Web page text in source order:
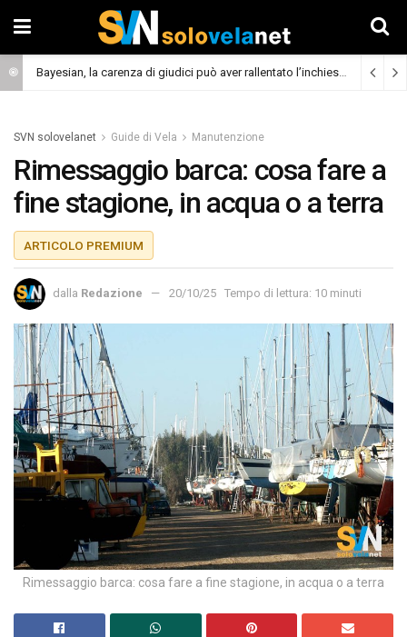
Bayesian, la carenza di giudici può aver rallentato l’inchiesta (Cronaca)
SVN solovelanet Guide di Vela Manutenzione
Rimessaggio barca: cosa fare a
fine stagione, in acqua o a terra
ARTICOLO PREMIUM
dalla Redazione 20/10/25 Tempo di lettura: 10 minuti
Rimessaggio barca: cosa fare a fine stagione, in acqua o a terra